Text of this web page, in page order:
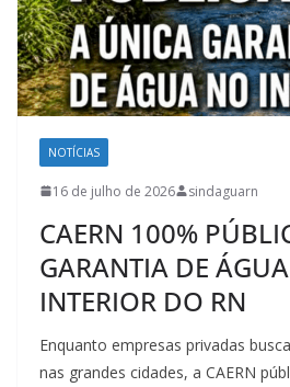
NOTÍCIAS
16 de julho de 2026 sindaguarn
CAERN 100%
GARANTIA DE
INTERIOR DO RN
Enquanto empresas privadas
nas grandes cidades, a CAERN